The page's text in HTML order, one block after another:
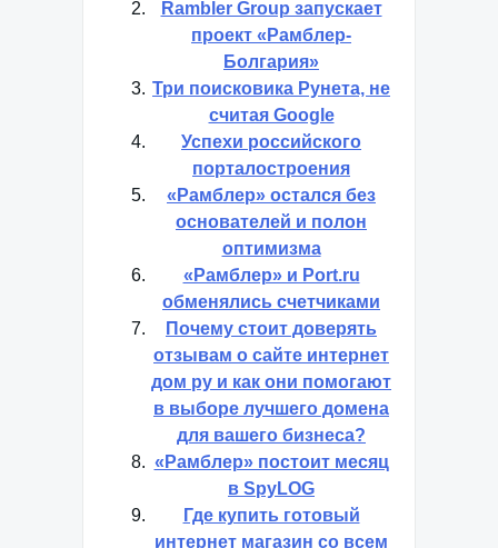
Rambler Group запускает
проект «Рамблер-
Болгария»
Три поисковика Рунета, не
считая Google
Успехи российского
порталостроения
«Рамблер» остался без
основателей и полон
оптимизма
«Рамблер» и Port.ru
обменялись счетчиками
Почему стоит доверять
отзывам о сайте интернет
дом ру и как они помогают
в выборе лучшего домена
для вашего бизнеса?
«Рамблер» постоит месяц
в SpyLOG
Где купить готовый
интернет магазин со всем